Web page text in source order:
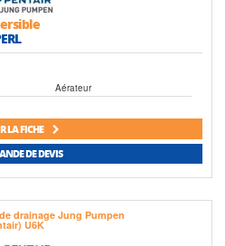
Aérateur
LA FICHE
DE DEVIS